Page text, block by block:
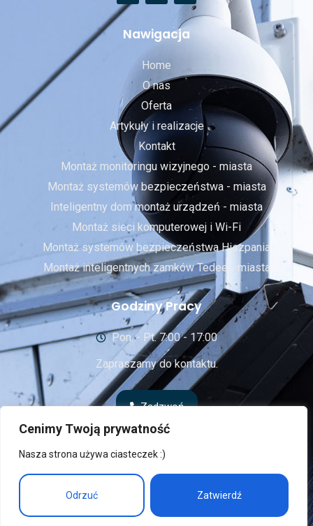
Cenimy Twoją prywatność
Nasza strona używa ciasteczek :)
Odrzuć Zatwierdź
Nawigacja
Home
O nas
Oferta
Artykuły i realizacje
Kontakt
Montaż monitoringu wizyjnego - miasta
Montaż systemów bezpieczeństwa - miasta
Inteligentny dom montaż urządzeń - miasta
Montaż sieci komputerowej i Wi-Fi
Montaż systemów bezpieczeństwa Hiszpania
Montaż inteligentnych zamków Tedee - miasta
Godziny Pracy
Pon. - Pt. 7:00 - 17:00
Zapraszamy do kontaktu.
Zadzwoń
© 2024 Rufexpro.com • All Rights Reserved